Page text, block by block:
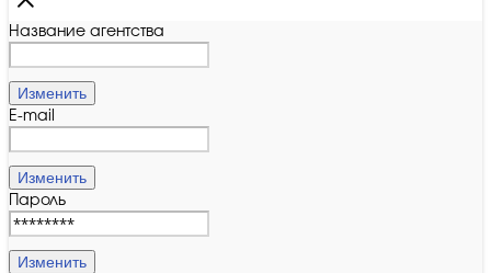
Название агентства
Изменить
E-mail
Изменить
Пароль
Изменить